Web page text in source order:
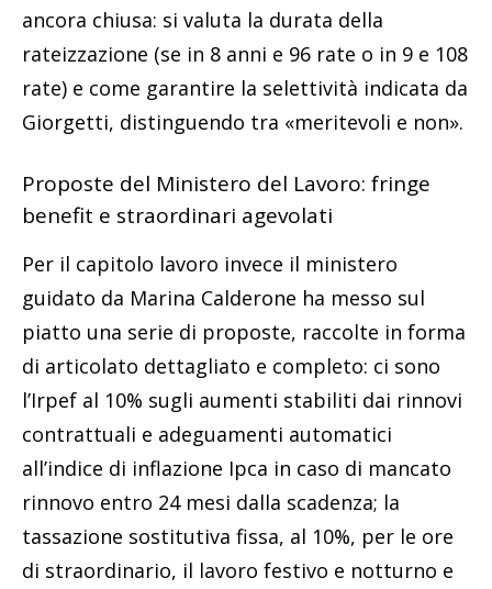
ancora chiusa: si valuta la durata della
rateizzazione (se in 8 anni e 96 rate o in 9 e 108
rate) e come garantire la selettività indicata da
Giorgetti, distinguendo tra «meritevoli e non».
Proposte del Ministero del Lavoro: fringe
benefit e straordinari agevolati
Per il capitolo lavoro invece il ministero
guidato da Marina Calderone ha messo sul
piatto una serie di proposte, raccolte in forma
di articolato dettagliato e completo: ci sono
l’Irpef al 10% sugli aumenti stabiliti dai rinnovi
contrattuali e adeguamenti automatici
all’indice di inflazione Ipca in caso di mancato
rinnovo entro 24 mesi dalla scadenza; la
tassazione sostitutiva fissa, al 10%, per le ore
di straordinario, il lavoro festivo e notturno e